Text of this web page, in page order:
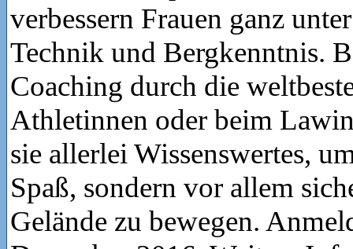
verbessern Frauen ganz
Technik und Bergkenntnis.
Coaching durch die
Athletinnen oder beim
sie allerlei Wissenswertes,
Spaß, sondern vor allem
Gelände zu bewegen.